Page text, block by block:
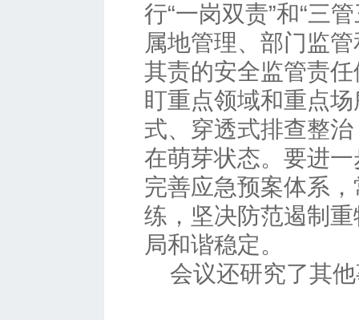
行“一岗双责”和“三
属地管理、部门监
其责的安全监管责
盯重点领域和重点
式、穿透式排查整
在萌芽状态。要进
完善应急预案体系
练，坚决防范遏制
局和谐稳定。
会议还研究了其